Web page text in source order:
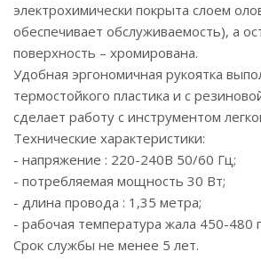
электрохимически покрыта слоем
обеспечивает обслуживаемость), а
поверхность – хромирована.
Удобная эргономичная рукоятка
термостойкого пластика и с
сделает работу с инструментом
Технические характеристики:
- напряжение : 220-240В 50/60 Гц;
- потребляемая мощность 30 Вт;
- длина провода : 1,35 метра;
- рабочая температура жала 450-480
Срок службы не менее 5 лет.